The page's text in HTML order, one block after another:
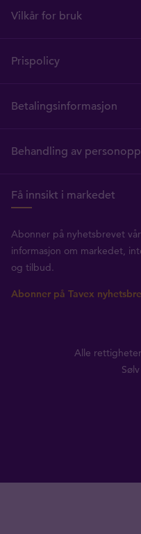
Vilkår for bruk
Prispolicy
Betalingsinformasjon
Behandling av
Få innsikt i markedet
Abonner på nyhetsbrevet
informasjon om markedet,
og tilbud.
Abonner på Tavex
Alle